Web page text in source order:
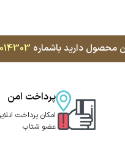
محصول دارید باشماره
پرداخت امن
امکان پرداخت
عضو شتاب